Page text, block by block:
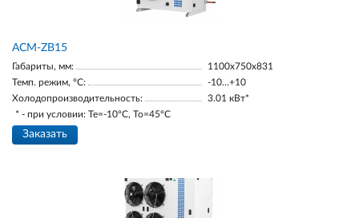
ACM-ZB15
Габариты, мм:
1100х750х831
Темп. режим, °С:
-10…+10
Холодопроизводительность:
3.01 кВт*
* - при условии: Te=-10ºC, To=45ºC
Заказать